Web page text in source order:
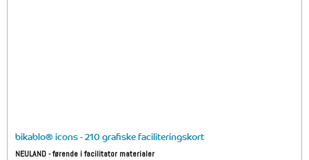
bikablo® icons - 210 grafiske faciliteringskort
NEULAND - førende i facilitator materialer